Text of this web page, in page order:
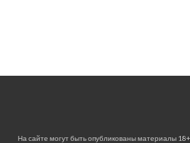
На сайте могут быть опубликованы материалы